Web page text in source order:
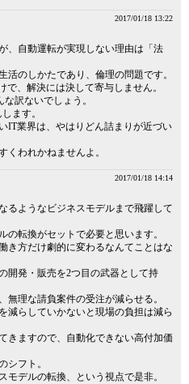
2017/01/18 13:22
、自動運転が実現しない理由は「法
活のしかたであり、倫理の問題です。
、解決には決して寄与しません。
訳ないでしょう。
ます。
IT業界は、やはりどん詰まりが近づい
くわれかねませんよ。
2017/01/18 14:14
るようなビジネスモデルまで飛躍して
転換がセットで必要と思います。
き方だけ劇的に変わるなんてことはな
開発・販売を2つ目の武器として持
無理な請負案件の受注が減らせる。
減らしていかないと現場の負担は減ら
きますので、自動化できない高付加価
シフト。
モデルの転換、という視点で是非。